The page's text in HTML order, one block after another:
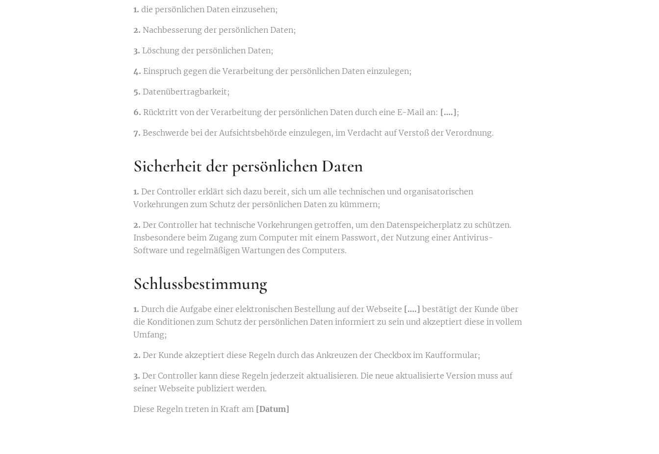
1. die persönlichen Daten einzusehen;
2. Nachbesserung der persönlichen Daten;
3. Löschung der persönlichen Daten;
4. Einspruch gegen die Verarbeitung der persönlichen Daten einzulegen;
5. Datenübertragbarkeit;
6. Rücktritt von der Verarbeitung der persönlichen Daten durch eine E-Mail an: [….];
7. Beschwerde bei der Aufsichtsbehörde einzulegen, im Verdacht auf Verstoß der Verordnung.
Sicherheit der persönlichen Daten
1. Der Controller erklärt sich dazu bereit, sich um alle technischen und organisatorischen
Vorkehrungen zum Schutz der persönlichen Daten zu kümmern;
2. Der Controller hat technische Vorkehrungen getroffen, um den Datenspeicherplatz zu schützen.
Insbesondere beim Zugang zum Computer mit einem Passwort, der Nutzung einer Antivirus-
Software und regelmäßigen Wartungen des Computers.
Schlussbestimmung
1. Durch die Aufgabe einer elektronischen Bestellung auf der Webseite [….] bestätigt der Kunde über
die Konditionen zum Schutz der persönlichen Daten informiert zu sein und akzeptiert diese in vollem
Umfang;
2. Der Kunde akzeptiert diese Regeln durch das Ankreuzen der Checkbox im Kaufformular;
3. Der Controller kann diese Regeln jederzeit aktualisieren. Die neue aktualisierte Version muss auf
seiner Webseite publiziert werden.
Diese Regeln treten in Kraft am [Datum]